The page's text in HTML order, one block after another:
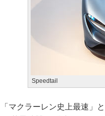
Speedtail
「マクラーレン史上最速」